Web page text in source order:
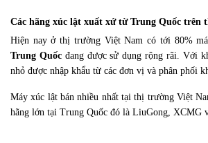
Các hãng xúc lật xuất xứ từ Trung Quốc trên
Hiện nay ở thị trường Việt Nam có tới 80%
Trung Quốcđang được sử dụng rộng rãi. Với
nhỏ được nhập khẩu từ các đơn vị và phân phối
Máy xúc lật bán nhiều nhất tại thị trường Việt
hãng lớn tại Trung Quốc đó là LiuGong, XCMG